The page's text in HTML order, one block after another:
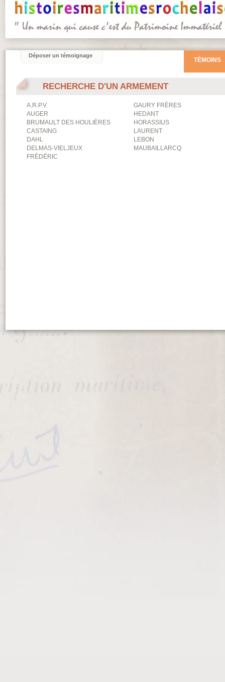
RECHERCHE D'UN ARMEMENT
A.R.P.V.
GAURY FRÈRES
AUGER
HEDANT
BRUMAULT DES HOULIÈRES
HORASSIUS
CASTAING
LAURENT
DAHL
LEBON
DELMAS-VIELJEUX
MAUBAILLARCQ
FRÉDÉRIC
TÉMOINS
Déposer un témoignage